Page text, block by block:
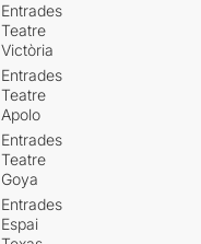
Entrades
Teatre
Victòria
Entrades
Teatre
Apolo
Entrades
Teatre
Goya
Entrades
Espai